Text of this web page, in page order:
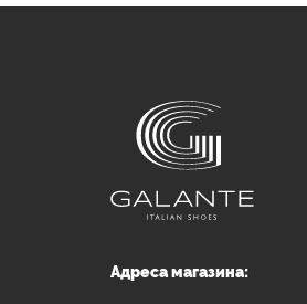
Адреса магазина: